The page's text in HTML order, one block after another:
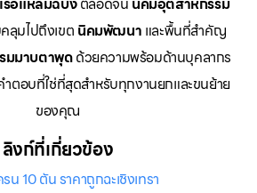
ลุมไปถึงเขตนิคมพัฒนา และพื้นที่สำคัญ
มมาบตาพุดด้วยความพร้อมด้านบุคลากร
ำตอบที่ใช่ที่สุดสำหรับทุกงานยกและขนย้าย
ของคุณ
ลิงก์ที่เกี่ยวข้อง
รน 10 ตัน ราคาถูกฉะเชิงเทรา